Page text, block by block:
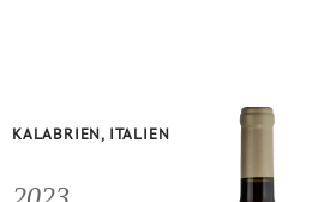
KALABRIEN, ITALIEN